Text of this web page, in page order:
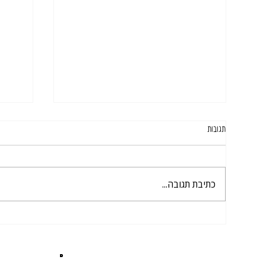
תגובות
כתיבת תגובה...